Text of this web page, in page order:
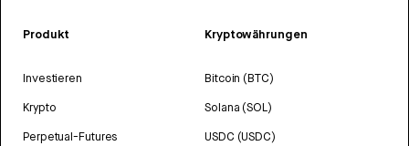
Produkt
Investieren
Krypto
Perpetual-Futures
Kryptowährungen
Bitcoin (BTC)
Solana (SOL)
USDC (USDC)